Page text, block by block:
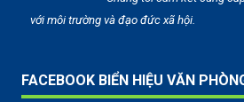
với môi trường và đạo đức xã hội.
FACEBOOK BIỂN HIỆU VĂN